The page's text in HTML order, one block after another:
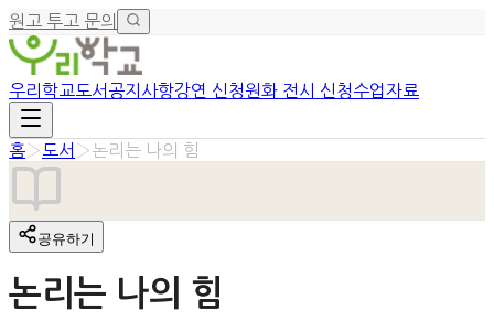
원고 투고 문의
우리학교 도서 공지사항강연 신청원화 전시 신청수업자료
홈› 도서 ›논리는 나의 힘
공유하기
논리는 나의 힘